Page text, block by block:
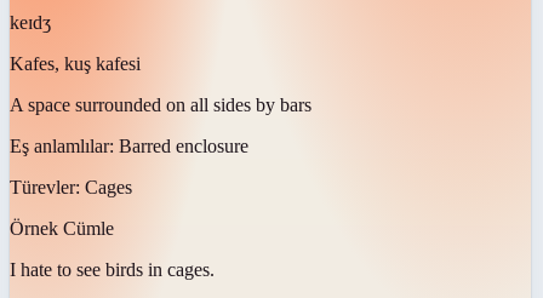
keɪdʒ
Kafes, kuş kafesi
A space surrounded on all sides by bars
Eş anlamlılar: Barred enclosure
Türevler: Cages
Örnek Cümle
I hate to see birds in cages.